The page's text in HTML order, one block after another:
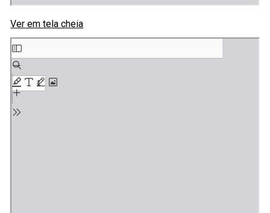
Ver em tela cheia
Skip
to
PDF
content